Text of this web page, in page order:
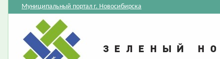
Муниципальный портал г. Новосибирска